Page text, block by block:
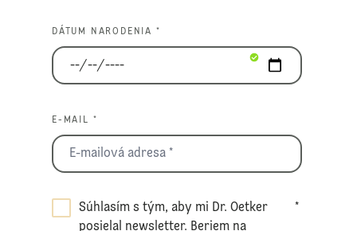
DÁTUM NARODENIA *
E-MAIL *
Súhlasím s tým, aby mi Dr. Oetker
posielal newsletter. Beriem na
*